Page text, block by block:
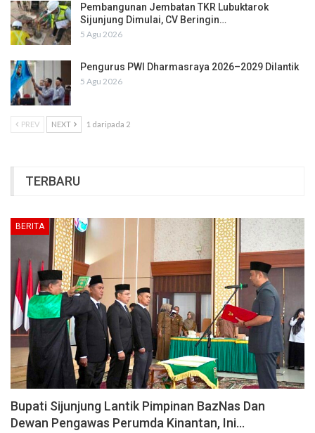
Pembangunan Jembatan TKR Lubuktarok
Sijunjung Dimulai, CV Beringin…
5 Agu 2026
Pengurus PWI Dharmasraya 2026–2029 Dilantik
5 Agu 2026
PREV NEXT 1 daripada 2
TERBARU
BERITA
Bupati Sijunjung Lantik Pimpinan BazNas Dan
Dewan Pengawas Perumda Kinantan, Ini…